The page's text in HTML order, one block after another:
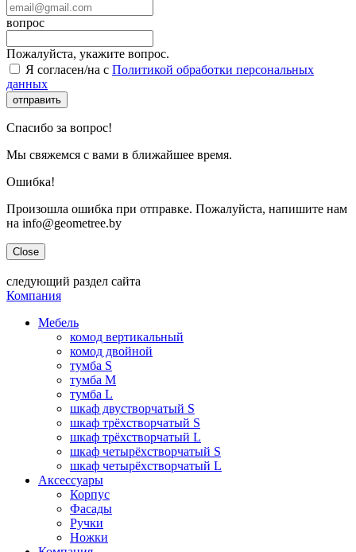
вопрос
Пожалуйста, укажите вопрос.
Я согласен/на с Политикой обработки персональных
данных
отправить
Спасибо за вопрос!
Мы свяжемся с вами в ближайшее время.
Ошибка!
Произошла ошибка при отправке. Пожалуйста, напишите нам
на info@geometree.by
Close
следующий раздел сайта
Компания
Мебель
комод вертикальный
комод двойной
тумба S
тумба M
тумба L
шкаф двустворчатый S
шкаф трёхстворчатый S
шкаф трёхстворчатый L
шкаф четырёхстворчатый S
шкаф четырёхстворчатый L
Аксессуары
Корпус
Фасады
Ручки
Ножки